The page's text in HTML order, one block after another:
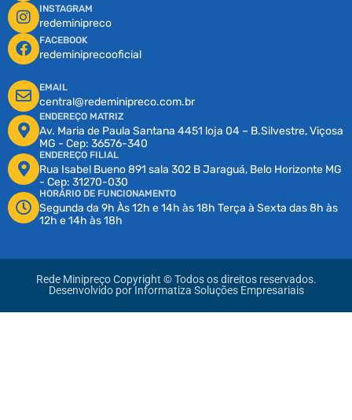
INSTAGRAM
redeminipreco
FACEBOOK
redeminiprecooficial
EMAIL
central@redeminipreco.com.br
ENDEREÇO MATRIZ
Av. Maria de Paula Santana 4451 loja 04 – B.Silvestre, Viçosa
MG - Cep: 36576-340
ENDEREÇO FILIAL
Rua Isabel Bueno 891 sala 302 B Jaraguá, Belo Horizonte MG
- Cep: 31270-030
HORÁRIO DE FUNCIONAMENTO
Segunda da 9h Às 12h e 14h às 18h Terça à Sexta das 8h às
12h e 14h às 18h
Rede Minipreço Copyright © Todos os direitos reservados.
Desenvolvido por Informatiza Soluções Empresariais